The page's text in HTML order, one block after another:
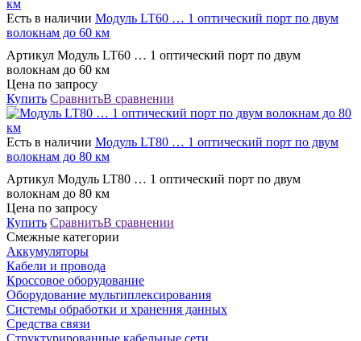
Есть в наличии Модуль LT60 … 1 оптический порт по двум
волокнам до 60 км
Артикул Модуль LT60 … 1 оптический порт по двум
волокнам до 60 км
Цена по запросу
Купить СравнитьВ сравнении
Есть в наличии Модуль LT80 … 1 оптический порт по двум
волокнам до 80 км
Артикул Модуль LT80 … 1 оптический порт по двум
волокнам до 80 км
Цена по запросу
Купить СравнитьВ сравнении
Смежные категории
Аккумуляторы
Кабели и провода
Кроссовое оборудование
Оборудование мультиплексирования
Системы обработки и хранения данных
Средства связи
Структурированные кабельные сети